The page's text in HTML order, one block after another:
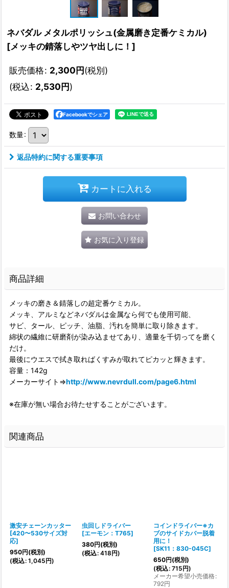
ネバダル メタルポリッシュ(金属磨き定番ケミカル)
[メッキの錆落しやツヤ出しに！ ]
販売価格: 2,300円(税別)
(税込: 2,530円)
Facebookでシェア
数量:
返品特約に関する重要事項
カートに入れる
お問い合わせ
お気に入り登録
商品詳細
メッキの磨き＆錆落しの超定番ケミカル。
メッキ、アルミなどネバダルは金属なら何でも使用可能、
サビ、タール、ピッチ、油脂、汚れを簡単に取り除きます。
綿状の繊維に研磨剤が染み込ませてあり、適量を千切ってを磨く
だけ。
最後にウエスで拭き取ればくすみが取れてピカッと輝きます。
容量：142g
メーカーサイト⇒http://www.nevrdull.com/page6.html
※在庫が無い場合お待たせすることがございます。
関連商品
激安チェーンカッター
[420〜530サイズ対
応]
950円(税別)
(税込: 1,045円)
虫回しドライバー
[エーモン：T765]
380円(税別)
(税込: 418円)
コインドライバー※カ
ブのサイドカバー脱着
用に！
[SK11：830-045C]
650円(税別)
(税込: 715円)
メーカー希望小売価格:
792円